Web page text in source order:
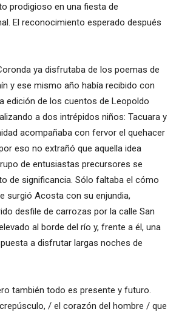
prodigioso en una fiesta de
El reconocimiento esperado después
ya disfrutaba de los poemas de
y ese mismo año había recibido con
edición de los cuentos de Leopoldo
a dos intrépidos niños: Tacuara y
acompañaba con fervor el quehacer
eso no extrañó que aquella idea
de entusiastas precursores se
de significancia. Sólo faltaba el cómo
surgió Acosta con su enjundia,
desfile de carrozas por la calle San
al borde del río y, frente a él, una
a disfrutar largas noches de
también todo es presente y futuro.
/ el corazón del hombre / que